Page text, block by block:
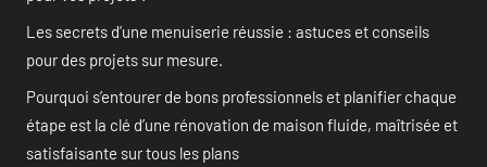
Les secrets d’une menuiserie réussie : astuces et conseils
pour des projets sur mesure.
Pourquoi s’entourer de bons professionnels et planifier chaque
étape est la clé d’une rénovation de maison fluide, maîtrisée et
satisfaisante sur tous les plans